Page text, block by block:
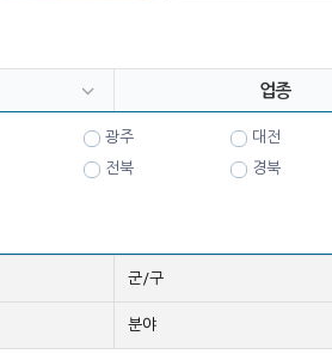
업종
광주 대전
전북 경북
군/구
분야